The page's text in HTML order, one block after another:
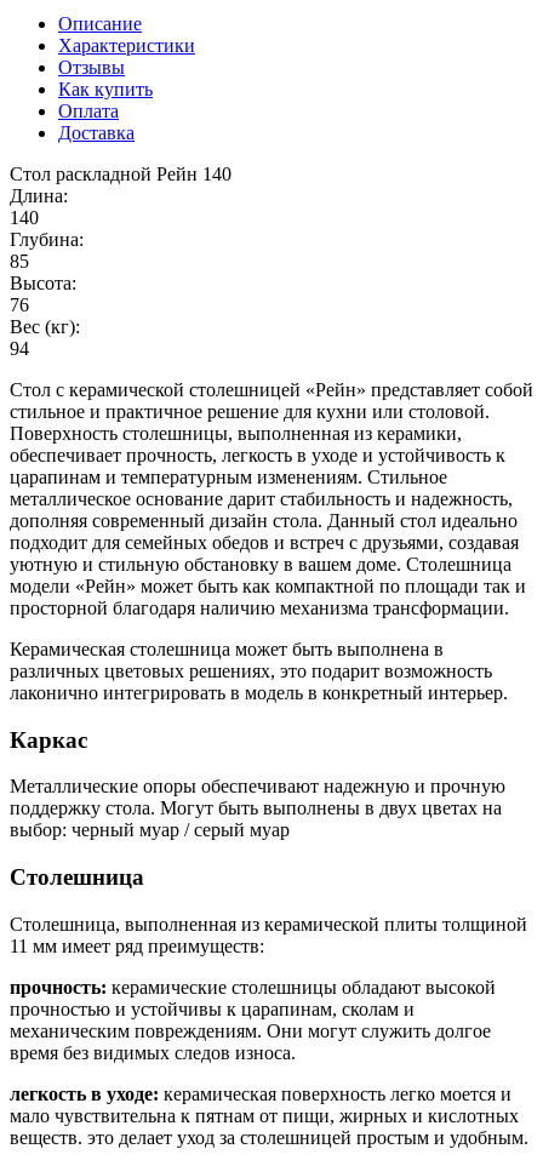
Описание
Характеристики
Отзывы
Как купить
Оплата
Доставка
Стол раскладной Рейн 140
Длина:
140
Глубина:
85
Высота:
76
Вес (кг):
94
Стол с керамической столешницей «Рейн» представляет собой
стильное и практичное решение для кухни или столовой.
Поверхность столешницы, выполненная из керамики,
обеспечивает прочность, легкость в уходе и устойчивость к
царапинам и температурным изменениям. Стильное
металлическое основание дарит стабильность и надежность,
дополняя современный дизайн стола. Данный стол идеально
подходит для семейных обедов и встреч с друзьями, создавая
уютную и стильную обстановку в вашем доме. Столешница
модели «Рейн» может быть как компактной по площади так и
просторной благодаря наличию механизма трансформации.
Керамическая столешница может быть выполнена в
различных цветовых решениях, это подарит возможность
лаконично интегрировать в модель в конкретный интерьер.
Каркас
Металлические опоры обеспечивают надежную и прочную
поддержку стола. Могут быть выполнены в двух цветах на
выбор: черный муар / серый муар
Столешница
Столешница, выполненная из керамической плиты толщиной
11 мм имеет ряд преимуществ:
прочность: керамические столешницы обладают высокой
прочностью и устойчивы к царапинам, сколам и
механическим повреждениям. Они могут служить долгое
время без видимых следов износа.
легкость в уходе: керамическая поверхность легко моется и
мало чувствительна к пятнам от пищи, жирных и кислотных
веществ. это делает уход за столешницей простым и удобным.